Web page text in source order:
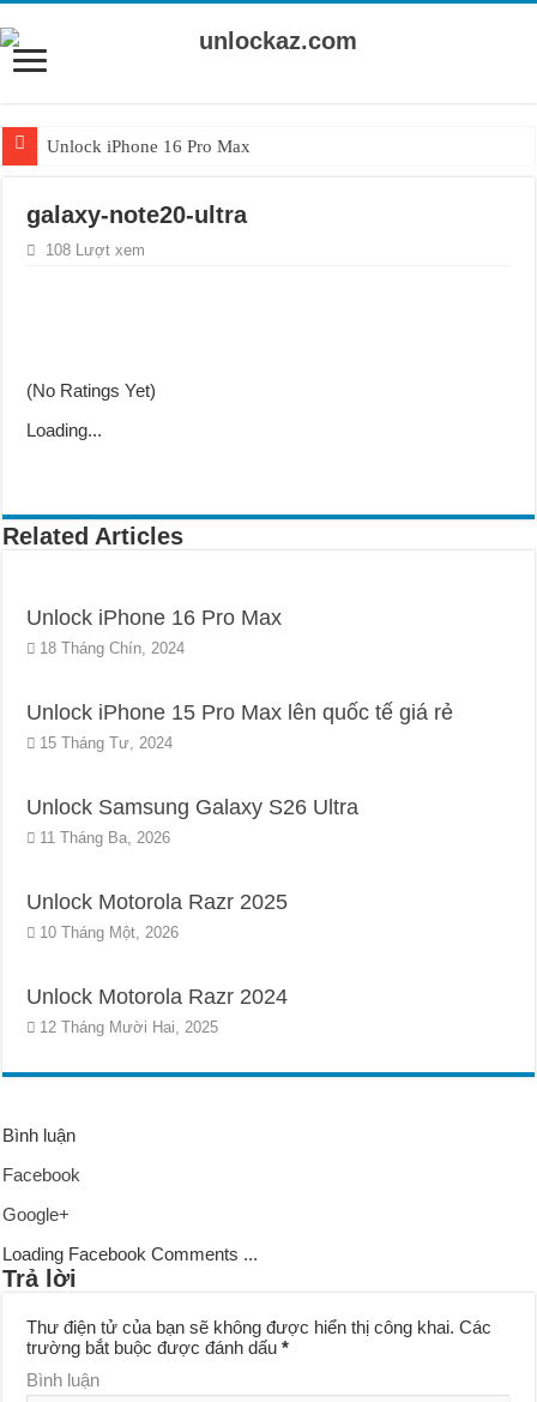
Unlock iPhone 16 Pro Max
Unlock Samsung Galaxy S26 Ultra
Unlock Samsung Galaxy Z Fold 7 giá rẻ
galaxy-note20-ultra
108 Lượt xem
(No Ratings Yet)
Loading...
Related Articles
Unlock iPhone 16 Pro Max
18 Tháng Chín, 2024
Unlock iPhone 15 Pro Max lên quốc tế giá rẻ
15 Tháng Tư, 2024
Unlock Samsung Galaxy S26 Ultra
11 Tháng Ba, 2026
Unlock Motorola Razr 2025
10 Tháng Một, 2026
Unlock Motorola Razr 2024
12 Tháng Mười Hai, 2025
Bình luận
Facebook
Google+
Loading Facebook Comments ...
Trả lời
Thư điện tử của bạn sẽ không được hiển thị công khai. Các
trường bắt buộc được đánh dấu*
Bình luận